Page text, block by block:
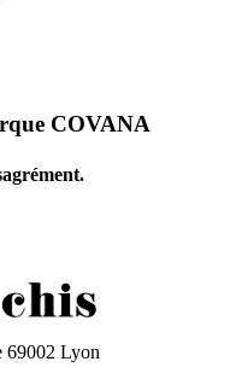
COVANA
69002 Lyon